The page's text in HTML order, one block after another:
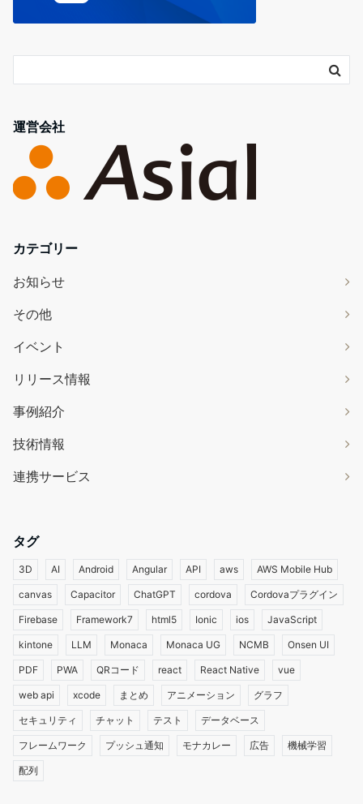
運営会社
カテゴリー
お知らせ
その他
イベント
リリース情報
事例紹介
技術情報
連携サービス
タグ
3D AI Android Angular API aws AWS Mobile Hub
canvas Capacitor ChatGPT cordova Cordovaプラグイン
Firebase Framework7 html5 Ionic ios JavaScript
kintone LLM Monaca Monaca UG NCMB Onsen UI
PDF PWA QRコード react React Native vue
web api xcode まとめ アニメーション グラフ
セキュリティ チャット テスト データベース
フレームワーク プッシュ通知 モナカレー 広告 機械学習
配列